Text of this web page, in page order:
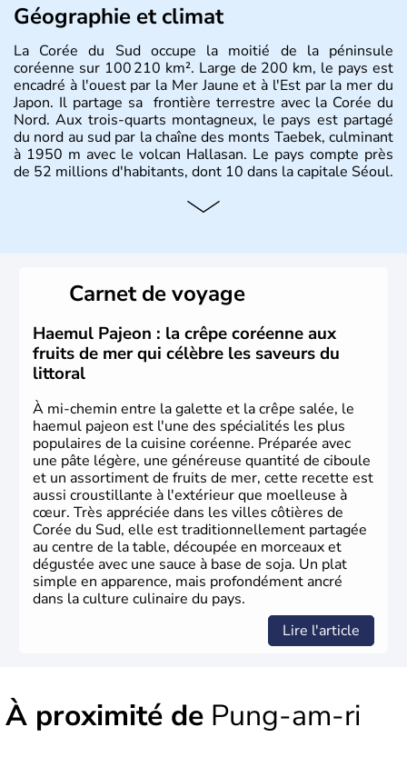
Géographie et climat
La Corée du Sud occupe la moitié de la péninsule
coréenne sur 100 210 km². Large de 200 km, le pays est
encadré à l'ouest par la Mer Jaune et à l'Est par la mer du
Japon. Il partage sa frontière terrestre avec la Corée du
Nord. Aux trois-quarts montagneux, le pays est partagé
du nord au sud par la chaîne des monts Taebek, culminant
à 1950 m avec le volcan Hallasan. Le pays compte près
de 52 millions d'habitants, dont 10 dans la capitale Séoul.
Histoire et administration
christianisme et le bouddhisme en sont les deux
principales religions. Ce pays partage sa culture avec la
Corée du Nord. Les Jeux Olympiques s’y sont déroulés en
1988, de même que la Coupe du Monde de football en
2002, en collaboration avec le Japon.
Carnet de voyage
Haemul Pajeon : la crêpe coréenne aux
fruits de mer qui célèbre les saveurs du
littoral
À mi-chemin entre la galette et la crêpe salée, le
haemul pajeon est l'une des spécialités les plus
populaires de la cuisine coréenne. Préparée avec
une pâte légère, une généreuse quantité de ciboule
et un assortiment de fruits de mer, cette recette est
aussi croustillante à l'extérieur que moelleuse à
cœur. Très appréciée dans les villes côtières de
Corée du Sud, elle est traditionnellement partagée
au centre de la table, découpée en morceaux et
dégustée avec une sauce à base de soja. Un plat
simple en apparence, mais profondément ancré
dans la culture culinaire du pays.
Lire l'article
À proximité de Pung-am-ri